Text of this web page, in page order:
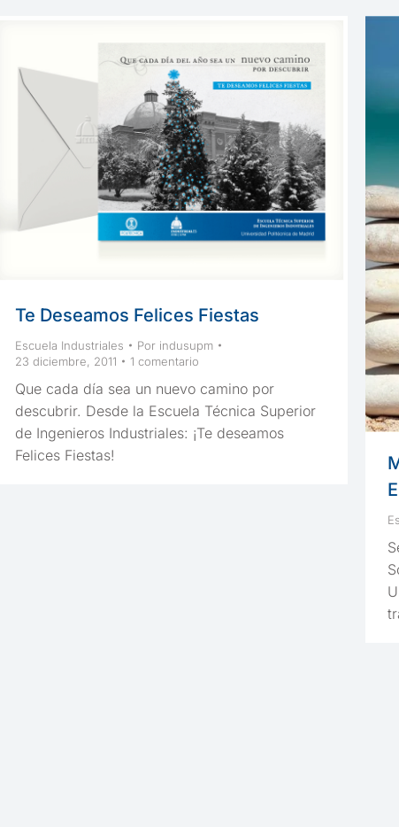
Te Deseamos Felices Fiestas
Escuela Industriales Por indusupm
23 diciembre, 2011
1 comentario
Que cada día sea un nuevo camino por
descubrir. Desde la Escuela Técnica Superior
de Ingenieros Industriales: ¡Te deseamos
Felices Fiestas!